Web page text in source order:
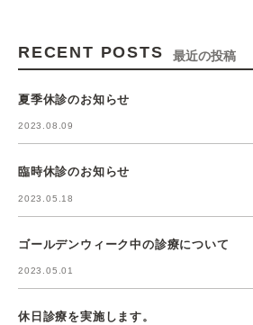
RECENT POSTS 最近の投稿
夏季休診のお知らせ
2023.08.09
臨時休診のお知らせ
2023.05.18
ゴールデンウィーク中の診療について
2023.05.01
休日診療を実施します。